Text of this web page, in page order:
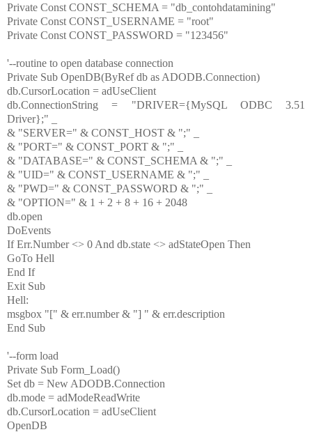
Private Const CONST_SCHEMA = "db_contohdatamining"
Private Const CONST_USERNAME = "root"
Private Const CONST_PASSWORD = "123456"
'--routine to open database connection
Private Sub OpenDB(ByRef db as ADODB.Connection)
db.CursorLocation = adUseClient
db.ConnectionString = "DRIVER={MySQL ODBC 3.51
Driver};" _
& "SERVER=" & CONST_HOST & ";" _
& "PORT=" & CONST_PORT & ";" _
& "DATABASE=" & CONST_SCHEMA & ";" _
& "UID=" & CONST_USERNAME & ";" _
& "PWD=" & CONST_PASSWORD & ";" _
& "OPTION=" & 1 + 2 + 8 + 16 + 2048
db.open
DoEvents
If Err.Number <> 0 And db.state <> adStateOpen Then
GoTo Hell
End If
Exit Sub
Hell:
msgbox "[" & err.number & "] " & err.description
End Sub
'--form load
Private Sub Form_Load()
Set db = New ADODB.Connection
db.mode = adModeReadWrite
db.CursorLocation = adUseClient
OpenDB